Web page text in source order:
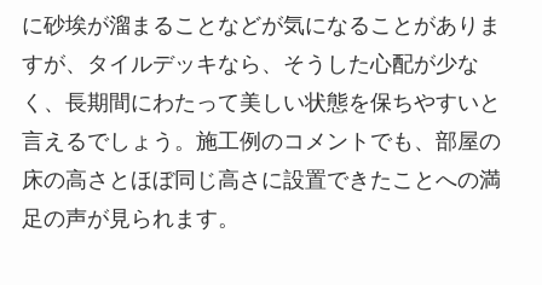
に砂埃が溜まることなどが気になることがありま
すが、タイルデッキなら、そうした心配が少な
く、長期間にわたって美しい状態を保ちやすいと
言えるでしょう。施工例のコメントでも、部屋の
床の高さとほぼ同じ高さに設置できたことへの満
足の声が見られます。